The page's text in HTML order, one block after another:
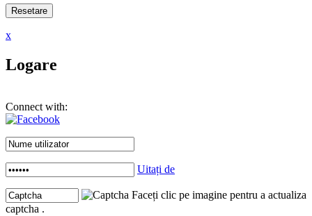
x
Logare
Connect with:
Uitați de
Faceți clic pe imagine pentru a actualiza
captcha .